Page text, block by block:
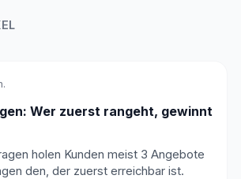
Wer zuerst rangeht, gewinnt
holen Kunden meist 3 Angebote
den, der zuerst erreichbar ist.